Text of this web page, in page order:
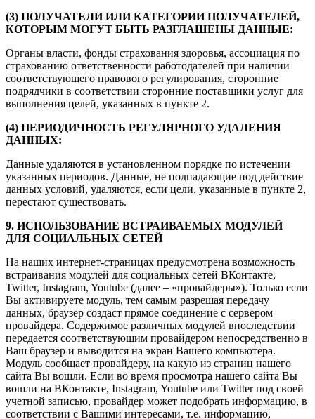
(3) ПОЛУЧАТЕЛИ ИЛИ КАТЕГОРИИ ПОЛУЧАТЕЛЕЙ,
КОТОРЫМ МОГУТ БЫТЬ РАЗГЛАШЕНЫ ДАННЫЕ:
Органы власти, фонды страхования здоровья, ассоциация по
страхованию ответственности работодателей при наличии
соответствующего правового регулирования, сторонние
подрядчики в соответствии сторонние поставщики услуг для
выполнения целей, указанных в пункте 2.
(4) ПЕРИОДИЧНОСТЬ РЕГУЛЯРНОГО УДАЛЕНИЯ
ДАННЫХ:
Данные удаляются в установленном порядке по истечении
указанных периодов. Данные, не подпадающие под действие
данных условий, удаляются, если цели, указанные в пункте 2,
перестают существовать.
9. ИСПОЛЬЗОВАНИЕ ВСТРАИВАЕМЫХ МОДУЛЕЙ
ДЛЯ СОЦИАЛЬНЫХ СЕТЕЙ
На наших интернет-страницах предусмотрена возможность
встраивания модулей для социальных сетей ВКонтакте,
Twitter, Instagram, Youtube (далее – «провайдеры»). Только если
Вы активируете модуль, тем самым разрешая передачу
данных, браузер создаст прямое соединение с сервером
провайдера. Содержимое различных модулей впоследствии
передается соответствующим провайдером непосредственно в
Ваш браузер и выводится на экран Вашего компьютера.
Модуль сообщает провайдеру, на какую из страниц нашего
сайта Вы вошли. Если во время просмотра нашего сайта Вы
вошли на ВКонтакте, Instagram, Youtube или Twitter под своей
учетной записью, провайдер может подобрать информацию, в
соответствии с Вашими интересами, т.е. информацию,